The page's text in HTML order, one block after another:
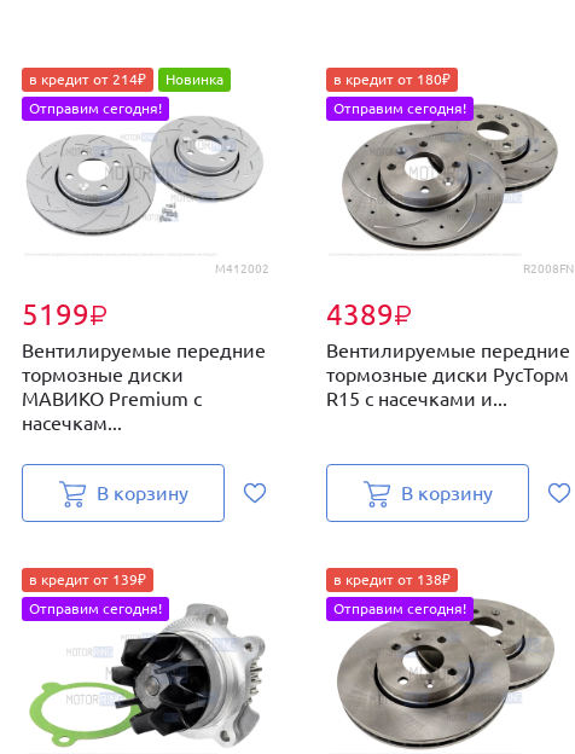
M412002
5199₽
в кредит от 214₽
Новинка
Отправим сегодня!
Вентилируемые передние
тормозные диски
МАВИКО Premium с
насечкам...
В корзину
R2008FN
4389₽
в кредит от 180₽
Отправим сегодня!
Вентилируемые передние
тормозные диски РусТорм
R15 с насечками и...
В корзину
в кредит от 139₽
Отправим сегодня!
в кредит от 138₽
Отправим сегодня!